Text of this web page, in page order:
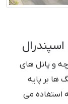
و پانل های
ها بر پایه
استفاده می